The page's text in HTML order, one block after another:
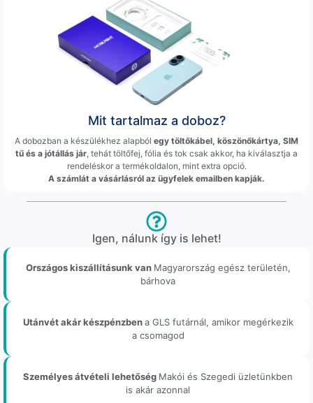
Mit tartalmaz a doboz?
A dobozban a készülékhez alapból egy töltőkábel, köszönőkártya, SIM
tű és a jótállás jár , tehát töltőfej, fólia és tok csak akkor, ha kiválasztja a
rendeléskor a termékoldalon, mint extra opció.
A számlát a vásárlásról az ügyfelek emailben kapják.
Igen, nálunk így is lehet!
Országos kiszállításunk van Magyarország egész területén,
bárhova
Utánvét akár készpénzbena GLS futárnál, amikor megérkezik
a csomagod
Személyes átvételi lehetőség Makói és Szegedi üzletünkben
is akár azonnal